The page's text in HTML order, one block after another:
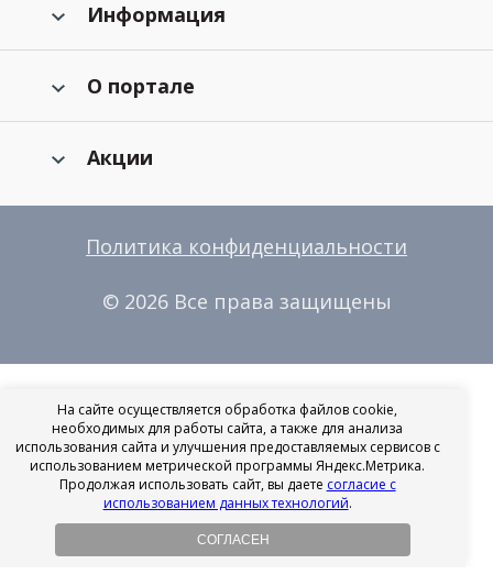
Информация
О портале
Акции
Политика конфиденциальности
© 2026 Все права защищены
На сайте осуществляется обработка файлов cookie,
необходимых для работы сайта, а также для анализа
использования сайта и улучшения предоставляемых сервисов с
использованием метрической программы Яндекс.Метрика.
Продолжая использовать сайт, вы даете согласие с
использованием данных технологий.
СОГЛАСЕН